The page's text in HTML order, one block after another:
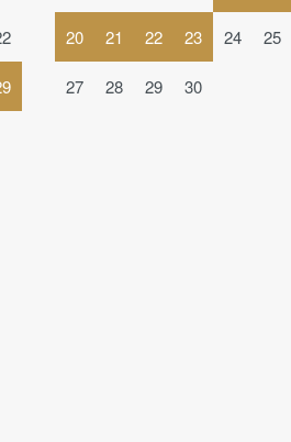
20 21 22 23 24 25
27 28 29 30